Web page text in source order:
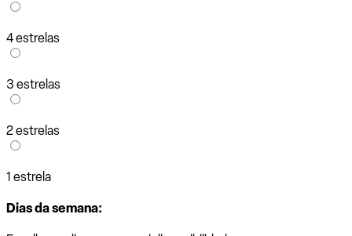
4 estrelas
3 estrelas
2 estrelas
1 estrela
Dias da semana: